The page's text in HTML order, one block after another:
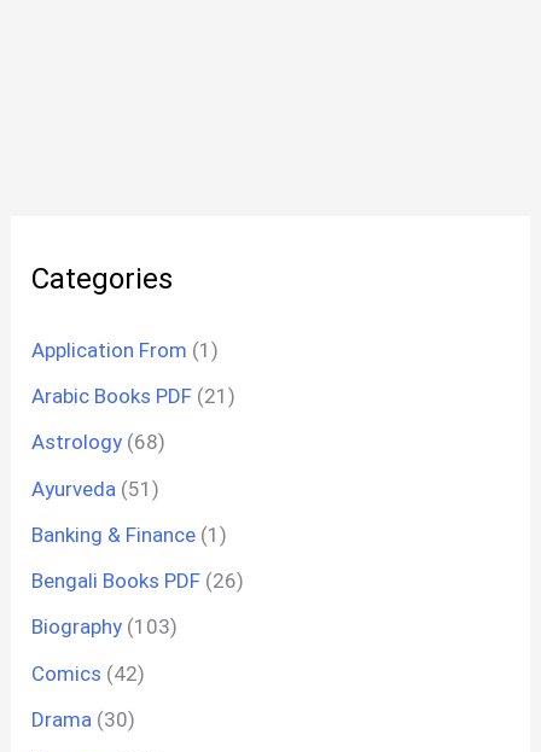
Categories
Application From (1)
Arabic Books PDF (21)
Astrology (68)
Ayurveda (51)
Banking & Finance (1)
Bengali Books PDF (26)
Biography (103)
Comics (42)
Drama (30)